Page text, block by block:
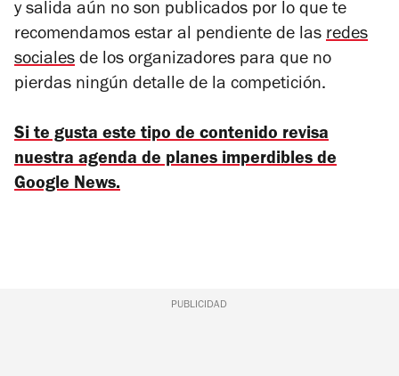
y salida aún no son publicados por lo que te
recomendamos estar al pendiente de las redes
sociales de los organizadores para que no
pierdas ningún detalle de la competición.
Si te gusta este tipo de contenido revisa
nuestra agenda de planes imperdibles de
Google News.
PUBLICIDAD